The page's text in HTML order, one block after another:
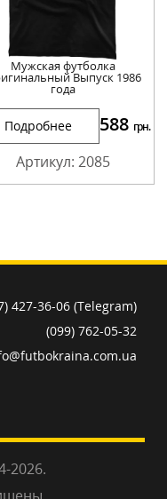
Мужская футболка
Выпуск 1986
года
Подробнее 588 грн.
Артикул: 2085
427-36-06 (Telegram)
(099) 762-05-32
2026.